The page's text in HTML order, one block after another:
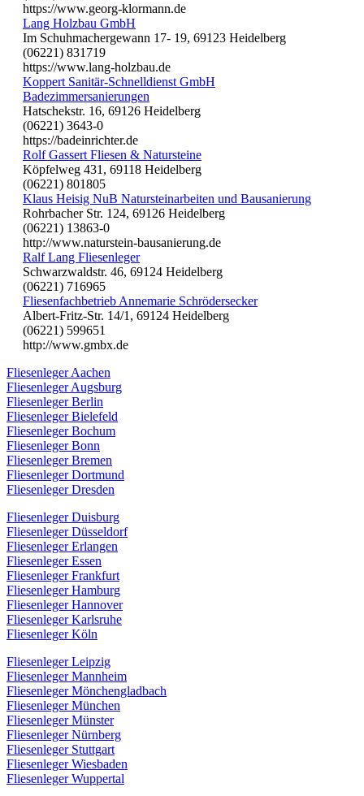
https://www.georg-klormann.de
Lang Holzbau GmbH
Im Schuhmachergewann 17- 19, 69123 Heidelberg
(06221) 831719
https://www.lang-holzbau.de
Koppert Sanitär-Schnelldienst GmbH
Badezimmersanierungen
Hatschekstr. 16, 69126 Heidelberg
(06221) 3643-0
https://badeinrichter.de
Rolf Gassert Fliesen & Natursteine
Köpfelweg 431, 69118 Heidelberg
(06221) 801805
Klaus Heisig NuB Natursteinarbeiten und Bausanierung
Rohrbacher Str. 124, 69126 Heidelberg
(06221) 13863-0
http://www.naturstein-bausanierung.de
Ralf Lang Fliesenleger
Schwarzwaldstr. 46, 69124 Heidelberg
(06221) 716965
Fliesenfachbetrieb Annemarie Schrödersecker
Albert-Fritz-Str. 14/1, 69124 Heidelberg
(06221) 599651
http://www.gmbx.de
Fliesenleger Aachen
Fliesenleger Augsburg
Fliesenleger Berlin
Fliesenleger Bielefeld
Fliesenleger Bochum
Fliesenleger Bonn
Fliesenleger Bremen
Fliesenleger Dortmund
Fliesenleger Dresden
Fliesenleger Duisburg
Fliesenleger Düsseldorf
Fliesenleger Erlangen
Fliesenleger Essen
Fliesenleger Frankfurt
Fliesenleger Hamburg
Fliesenleger Hannover
Fliesenleger Karlsruhe
Fliesenleger Köln
Fliesenleger Leipzig
Fliesenleger Mannheim
Fliesenleger Mönchengladbach
Fliesenleger München
Fliesenleger Münster
Fliesenleger Nürnberg
Fliesenleger Stuttgart
Fliesenleger Wiesbaden
Fliesenleger Wuppertal